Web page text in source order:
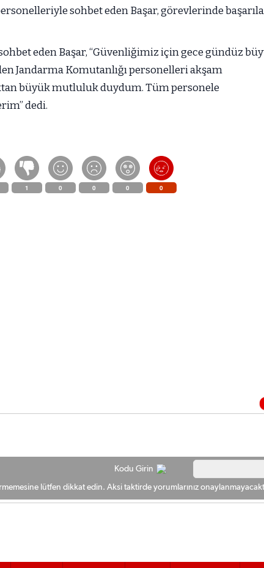
sohbet eden Başar, görevlerinde
eden Başar, “Güvenliğimiz için gece gündüz
Jandarma Komutanlığı personelleri akşam
büyük mutluluk duydum. Tüm personele
dedi.
1 0 0 0 0
Kodu Girin
lütfen dikkat edin. Aksi taktirde yorumlarınız